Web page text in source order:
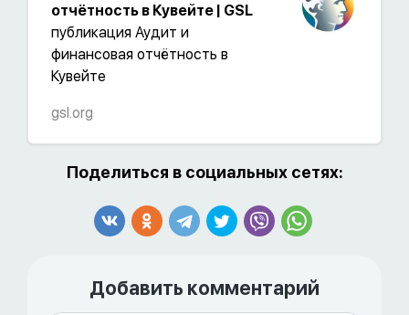
отчётность в Кувейте | GSL
публикация Аудит и
финансовая отчётность в
Кувейте
gsl.org
Поделиться в социальных сетях:
Добавить комментарий